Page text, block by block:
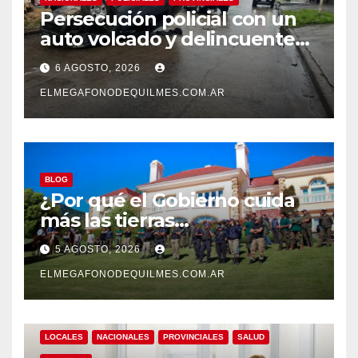
Persecución policial con un
auto volcado y delincuentes
detenidos en San Francisco
Solano
6 AGOSTO, 2026
ELMEGAFONODEQUILMES.COM.AR
BLOG
¿Por qué el Gobierno cuida
más las tierras
extranjerizadas que el
patrimonio de todos los
argentinos?
5 AGOSTO, 2026
ELMEGAFONODEQUILMES.COM.AR
LOCALES NACIONALES PROVINCIALES SALUD